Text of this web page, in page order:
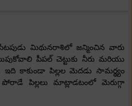
మిథునరాశిలో జన్మించిన వారు
పీపల్ చెట్టుకు నీరు మరియు
కాకుండా పిల్లల మెదడు సామర్థ్యం
పోరాడే పిల్లలు మాట్లాడటంలో మెరుగ్గా